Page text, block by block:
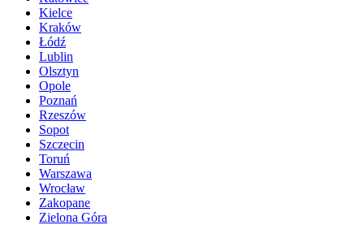
Kielce
Kraków
Łódź
Lublin
Olsztyn
Opole
Poznań
Rzeszów
Sopot
Szczecin
Toruń
Warszawa
Wrocław
Zakopane
Zielona Góra